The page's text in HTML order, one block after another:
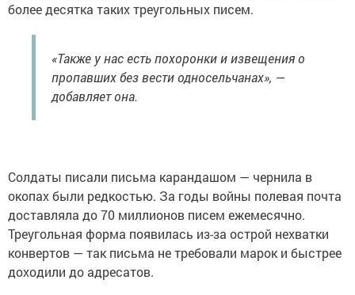
более десятка таких треугольных писем.
«Также у нас есть похоронки и извещения о
пропавших без вести односельчанах», —
добавляет она.
Солдаты писали письма карандашом — чернила в
окопах были редкостью. За годы войны полевая почта
доставляла до 70 миллионов писем ежемесячно.
Треугольная форма появилась из-за острой нехватки
конвертов — так письма не требовали марок и быстрее
доходили до адресатов.